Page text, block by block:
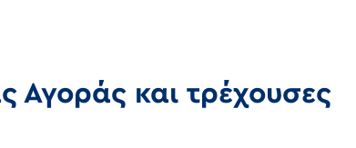
Αγοράς και τρέχουσες